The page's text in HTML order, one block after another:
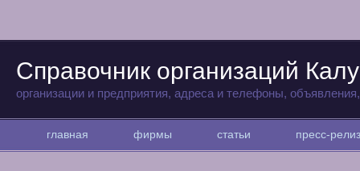
Справочник организаций
организации и предприятия, адреса и телефоны,
главная фирмы статьи пресс-